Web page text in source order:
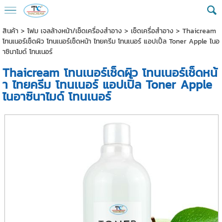
สินค้า> โฟม เจลล้างหน้า/เช็ดเครื่องสำอาง > เช็ดเครื่อสำอาง> Thaicream
โทนเนอร์เช็ดผิว โทนเนอร์เช็ดหน้า ไทยครีม โทนเนอร์ แอปเปิ้ล Toner Apple ไนอ
าซินาไมด์ โทนเนอร์
Thaicream โทนเนอร์เช็ดผิว โทนเนอร์เช็ดหน้
า ไทยครีม โทนเนอร์ แอปเปิ้ล Toner Apple
ไนอาซินาไมด์ โทนเนอร์